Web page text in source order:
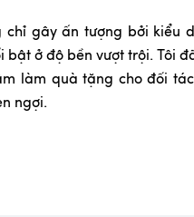
chỉ gây ấn tượng bởi kiểu
bật ở độ bền vượt trội. Tôi
làm quà tặng cho đối
ngợi.